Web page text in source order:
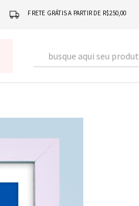
FRETE GRÁTIS A PARTIR DE R$250,00